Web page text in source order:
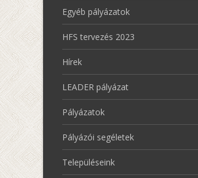
Egyéb pályázatok
HFS tervezés 2023
Hírek
LEADER pályázat
Pályázatok
Pályázói segéletek
Településeink